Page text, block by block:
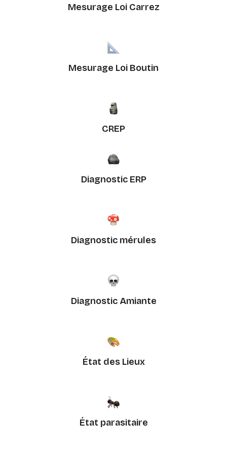
Mesurage Loi Carrez
Mesurage Loi Boutin
CREP
Diagnostic ERP
Diagnostic mérules
Diagnostic Amiante
État des Lieux
État parasitaire